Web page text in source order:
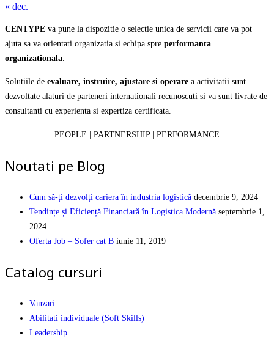
« dec.
CENTYPE va pune la dispozitie o selectie unica de servicii care va pot
ajuta sa va orientati organizatia si echipa spre performanta
organizationala
Solutiile de evaluare, instruire, ajustare si operare a activitatii sunt
dezvoltate alaturi de parteneri internationali recunoscuti si va sunt livrate de
consultanti cu experienta si expertiza certificata.
PEOPLE | PARTNERSHIP | PERFORMANCE
Noutati pe Blog
Cum să-ți dezvolți cariera în industria logistică decembrie 9, 2024
Tendințe și Eficiență Financiară în Logistica Modernă septembrie 1,
2024
Oferta Job – Sofer cat B iunie 11, 2019
Catalog cursuri
Vanzari
Abilitati individuale (Soft Skills)
Leadership